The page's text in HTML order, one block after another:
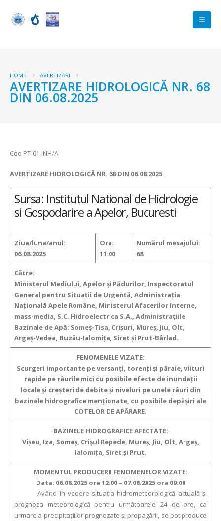
HOME AVERTIZARI
AVERTIZARE HIDROLOGICĂ NR. 68
DIN 06.08.2025
Cod PT-01-INH/A
AVERTIZARE HIDROLOGICĂ NR. 68 DIN 06.08.2025
Sursa: Institutul National de Hidrologie
si Gospodarire a Apelor, Bucuresti
Ziua/luna/anul:
06.08.2025
Ora:
11:00
Numărul mesajului:
68
Către:
Ministerul Mediului, Apelor şi Pădurilor, Inspectoratul
General pentru Situaţii de Urgenţă, Administraţia
Naţională Apele Române, Ministerul Afacerilor Interne,
mass-media, S.C. Hidroelectrica S.A., Administraţiile
Bazinale de Apă: Someş-Tisa, Crişuri, Mureş, Jiu, Olt,
Argeş-Vedea, Buzău-Ialomiţa, Siret şi Prut-Bârlad.
FENOMENELE VIZATE:
Scurgeri importante pe versanţi, torenţi şi pâraie, viituri
rapide pe râurile mici cu posibile efecte de inundaţii
locale şi creşteri de debite şi niveluri pe unele râuri din
bazinele hidrografice menţionate, cu posibile depăşiri ale
COTELOR DE APĂRARE.
BAZINELE HIDROGRAFICE AFECTATE:
Vişeu, Iza, Someş, Crişul Repede, Mureş, Jiu, Olt, Argeş,
Ialomiţa, Siret şi Prut.
MOMENTUL PRODUCERII FENOMENELOR VIZATE:
Data: 06.08.2025 ora 12:00 – 07.08.2025 ora 09:00
Având în vedere situaţia hidrometeorologică actuală şi
prognoza meteorologică pentru următoarele 24 de ore, ca
urmare a precipitaţiilor prognozate şi propagării, se pot produce